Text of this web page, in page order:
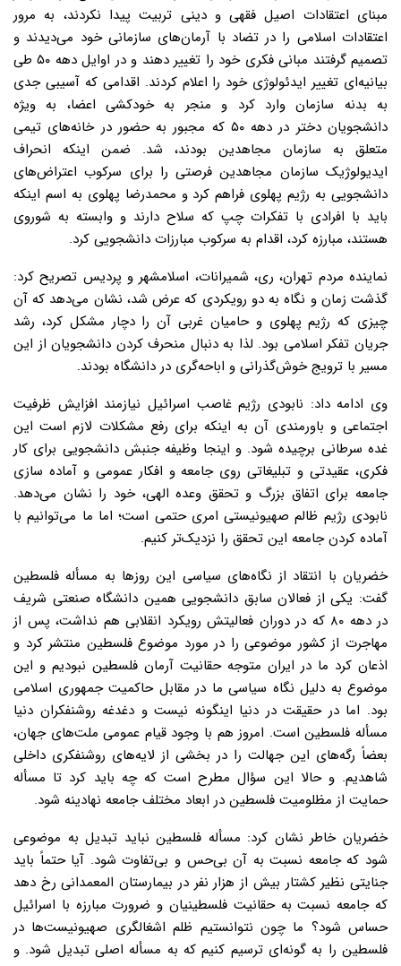
مبنای اعتقادات اصیل فقهی و دینی تربیت پیدا نکردند، به مرور
اعتقادات اسلامی را در تضاد با آرمان‌های سازمانی خود می‌دیدند و
تصمیم گرفتند مبانی فکری خود را تغییر دهند و در اوایل دهه ۵۰ طی
بیانیه‌ای تغییر ایدئولوژی خود را اعلام کردند. اقدامی که آسیبی جدی
به بدنه سازمان وارد کرد و منجر به خودکشی اعضا، به ویژه
دانشجویان دختر در دهه ۵۰ که مجبور به حضور در خانه‌های تیمی
متعلق به سازمان مجاهدین بودند، شد. ضمن اینکه انحراف
ایدیولوژیک سازمان مجاهدین فرصتی را برای سرکوب اعتراض‌های
دانشجویی به رژیم پهلوی فراهم کرد و محمدرضا پهلوی به اسم اینکه
باید با افرادی با تفکرات چپ که سلاح دارند و وابسته به شوروی
هستند، مبارزه کرد، اقدام به سرکوب مبارزات دانشجویی کرد.
نماینده مردم تهران، ری، شمیرانات، اسلامشهر و پردیس تصریح کرد:
گذشت زمان و نگاه به دو رویکردی که عرض شد، نشان می‌دهد که آن
چیزی که رژیم پهلوی و حامیان غربی آن را دچار مشکل کرد، رشد
جریان تفکر اسلامی بود. لذا به دنبال منحرف کردن دانشجویان از این
مسیر با ترویج خوش‌گذرانی و اباحه‌گری در دانشگاه بودند.
وی ادامه داد: نابودی رژیم غاصب اسرائیل نیازمند افزایش ظرفیت
اجتماعی و باورمندی آن به اینکه برای رفع مشکلات لازم است این
غده سرطانی برچیده شود. و اینجا وظیفه جنبش دانشجویی برای کار
فکری، عقیدتی و تبلیغاتی روی جامعه و افکار عمومی و آماده سازی
جامعه برای اتفاق بزرگ و تحقق وعده الهی، خود را نشان می‌دهد.
نابودی رژیم ظالم صهیونیستی امری حتمی است؛ اما ما می‌توانیم با
آماده کردن جامعه این تحقق را نزدیک‌تر کنیم.
خضریان با انتقاد از نگاه‌های سیاسی این روزها به مسأله فلسطین
گفت: یکی از فعالان سابق دانشجویی همین دانشگاه صنعتی شریف
در دهه ۸۰ که در دوران فعالیتش رویکرد انقلابی هم نداشت، پس از
مهاجرت از کشور موضوعی را در مورد موضوع فلسطین منتشر کرد و
اذعان کرد ما در ایران متوجه حقانیت آرمان فلسطین نبودیم و این
موضوع به دلیل نگاه سیاسی ما در مقابل حاکمیت جمهوری اسلامی
بود. اما در حقیقت در دنیا اینگونه نیست و دغدغه روشنفکران دنیا
مسأله فلسطین است. امروز هم با وجود قیام عمومی ملت‌های جهان،
بعضاً رگه‌های این جهالت را در بخشی از لایه‌های روشنفکری داخلی
شاهدیم. و حالا این سؤال مطرح است که چه باید کرد تا مسأله
حمایت از مظلومیت فلسطین در ابعاد مختلف جامعه نهادینه شود.
خضریان خاطر نشان کرد: مسأله فلسطین نباید تبدیل به موضوعی
شود که جامعه نسبت به آن بی‌حس و بی‌تفاوت شود. آیا حتماً باید
جنایتی نظیر کشتار بیش از هزار نفر در بیمارستان المعمدانی رخ دهد
که جامعه نسبت به حقانیت فلسطینیان و ضرورت مبارزه با اسرائیل
حساس شود؟ ما چون نتوانستیم ظلم اشغالگری صهیونیست‌ها در
فلسطین را به گونه‌ای ترسیم کنیم که به مسأله اصلی تبدیل شود. و